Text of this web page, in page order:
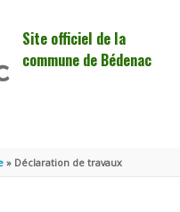
Site officiel de la
commune de Bédenac
Déclaration de travaux